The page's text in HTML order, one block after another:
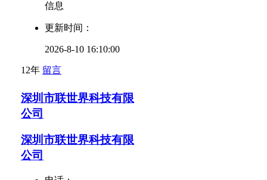
信息
更新时间：
2026-8-10 16:10:00
12年 留言
深圳市联世界科技有限
公司
深圳市联世界科技有限
公司